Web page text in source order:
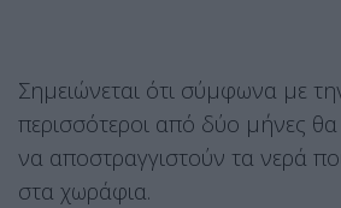
Σημειώνεται ότι σύμφωνα με
περισσότεροι από δύο μήνες θα
να αποστραγγιστούν τα νερά
στα χωράφια.